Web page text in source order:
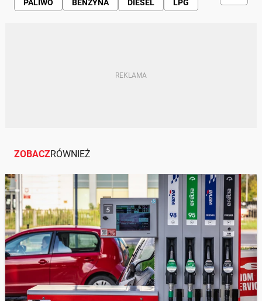
PALIWO BENZYNA DIESEL
LPG
ZOBACZRÓWNIEŻ